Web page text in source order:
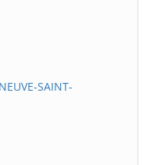
SAINT-